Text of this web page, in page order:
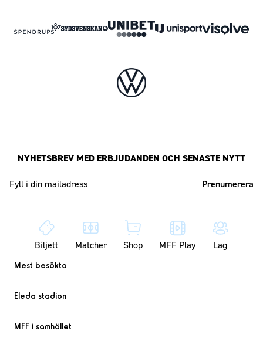
NYHETSBREV MED ERBJUDANDEN OCH SENASTE NYTT
Biljett Matcher Shop MFF Play Lag
Mest besökta
Eleda stadion
MFF i samhället